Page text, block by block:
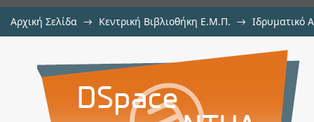
Αρχική Σελίδα → Κεντρική Βιβλιοθήκη Ε.Μ.Π. → Ιδρυματικό
Efficient Field P ocessing Cores
on-Chip